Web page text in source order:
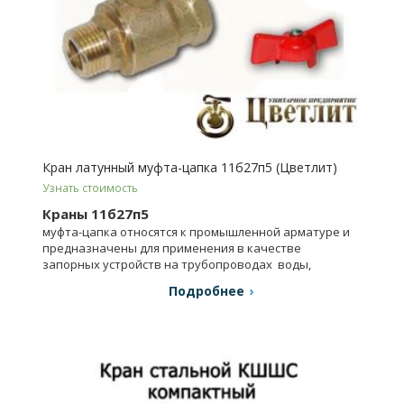
Кран латунный муфта-цапка 11б27п5 (Цветлит)
Узнать стоимость
Краны 11б27п5
муфта-цапка относятся к промышленной арматуре и
предназначены для применения в качестве
запорных устройств на трубопроводах воды,
Подробнее